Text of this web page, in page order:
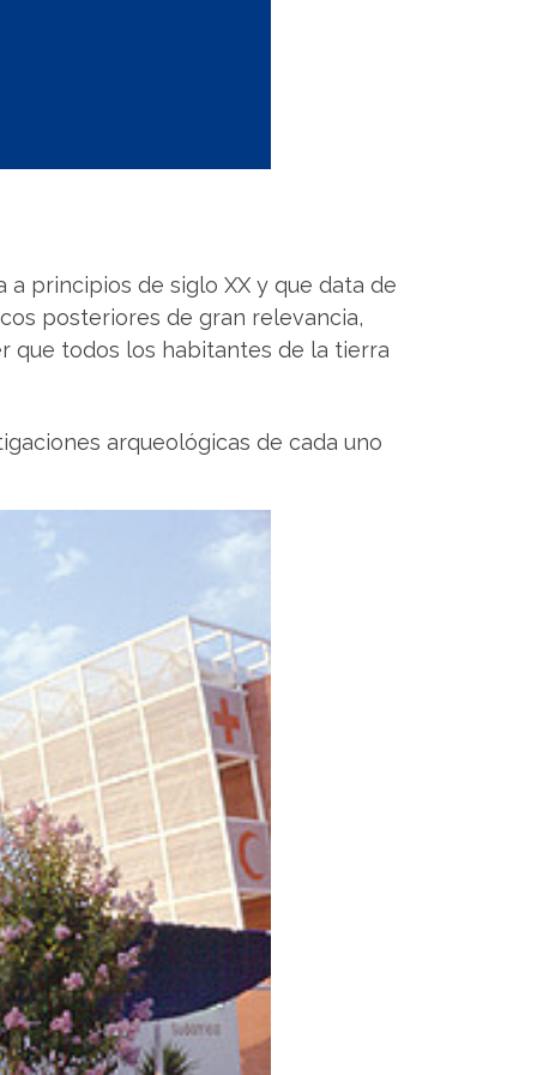
principios de siglo XX y que data de
posteriores de gran relevancia,
que todos los habitantes de la tierra
arqueológicas de cada uno